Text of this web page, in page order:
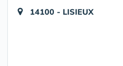
14100 - LISIEUX